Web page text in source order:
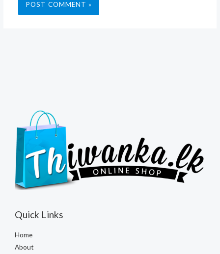
Quick Links
Home
About